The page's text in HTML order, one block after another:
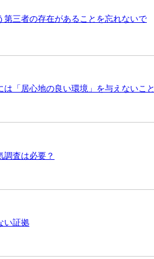
第三者の存在があることを忘れないで
は「居心地の良い環境」を与えないこと
調査は必要？
い証拠